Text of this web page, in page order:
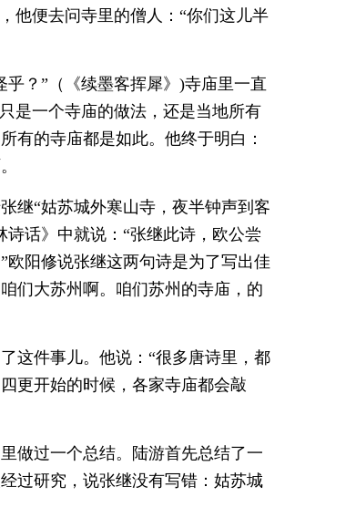
他便去问寺里的僧人：“你们这儿半
？”（《续墨客挥犀》)寺庙里一直
是一个寺庙的做法，还是当地所有
有的寺庙都是如此。他终于明白：
继“姑苏城外寒山寺，夜半钟声到客
话》中就说：“张继此诗，欧公尝
阳修说张继这两句诗是为了写出佳
们大苏州啊。咱们苏州的寺庙，的
这件事儿。他说：“很多唐诗里，都
更开始的时候，各家寺庙都会敲
做过一个总结。陆游首先总结了一
过研究，说张继没有写错：姑苏城